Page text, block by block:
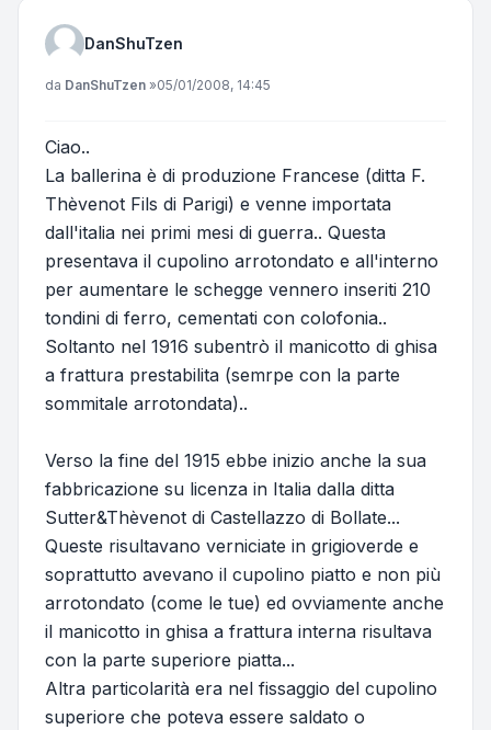
DanShuTzen
Messaggio
da DanShuTzen »05/01/2008, 14:45
Ciao..
La ballerina è di produzione Francese (ditta F.
Thèvenot Fils di Parigi) e venne importata
dall'italia nei primi mesi di guerra.. Questa
presentava il cupolino arrotondato e all'interno
per aumentare le schegge vennero inseriti 210
tondini di ferro, cementati con colofonia..
Soltanto nel 1916 subentrò il manicotto di ghisa
a frattura prestabilita (semrpe con la parte
sommitale arrotondata)..
Verso la fine del 1915 ebbe inizio anche la sua
fabbricazione su licenza in Italia dalla ditta
Sutter&Thèvenot di Castellazzo di Bollate...
Queste risultavano verniciate in grigioverde e
soprattutto avevano il cupolino piatto e non più
arrotondato (come le tue) ed ovviamente anche
il manicotto in ghisa a frattura interna risultava
con la parte superiore piatta...
Altra particolarità era nel fissaggio del cupolino
superiore che poteva essere saldato o